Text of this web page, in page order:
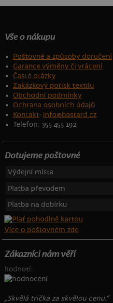
Vše o nákupu
Poštovné a způsoby doručení
Garance výměny či vrácení
Časté otázky
Zakázkový potisk textilu
Obchodní podmínky
Ochrana osobních údajů
Kontakt: info@bastard.cz
Telefon: 355 455 192
Dotujeme poštovné
Výdejní místa
Platba převodem
Platba na dobírku
Více o poštovném zde
Zákazníci nám věří
hodnotí:
„Skvělá trička za skvělou cenu.“